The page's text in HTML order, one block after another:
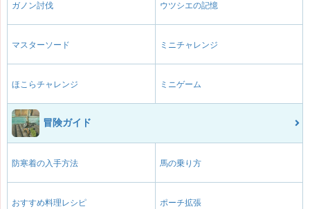
ガノン討伐 ウツシエの記憶
マスターソード ミニチャレンジ
ほこらチャレンジ ミニゲーム
冒険ガイド
防寒着の入手方法 馬の乗り方
おすすめ料理レシピ ポーチ拡張